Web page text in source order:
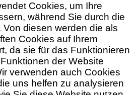
Cookies, um Ihre
während Sie durch die
diesen werden die als
Cookies auf Ihrem
da sie für das Funktionieren
der Website
verwenden auch Cookies
uns helfen zu analysieren